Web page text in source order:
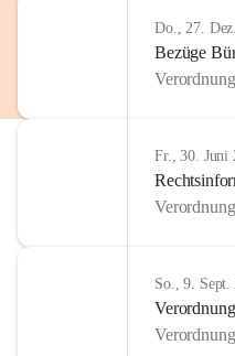
Do., 27.
Bezüge
Fr., 30. Juni
So., 9. Sept.